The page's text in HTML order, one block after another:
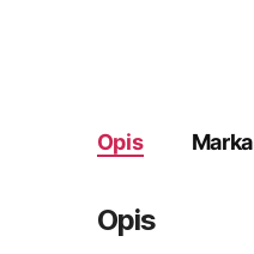
Opis Marka
Opis